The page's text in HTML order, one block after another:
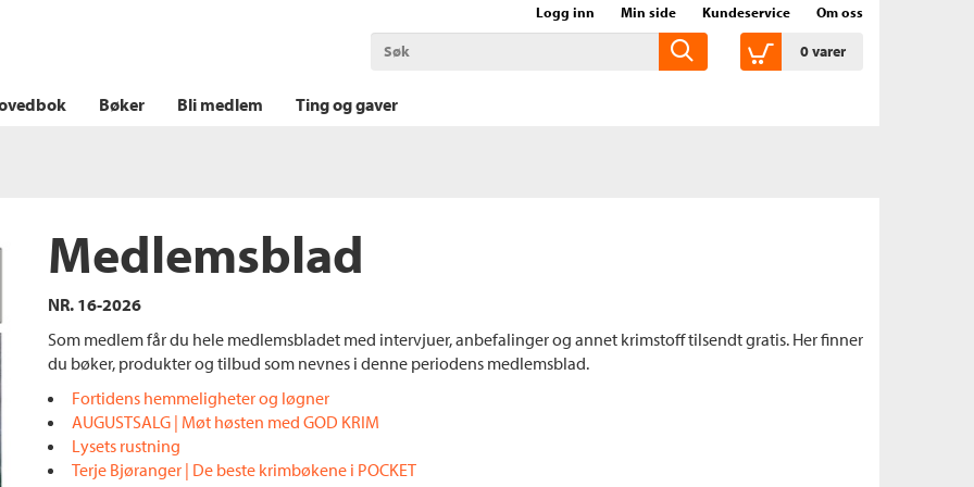
Logg inn Min side Kundeservice Om oss
0varer
Bøker Bli medlem Ting og gaver
Medlemsblad
NR. 16-2026
Som medlem får du hele medlemsbladet med intervjuer, anbefalinger og annet krimstoff tilsendt gratis. Her finner
du bøker, produkter og tilbud som nevnes i denne periodens medlemsblad.
Fortidens hemmeligheter og løgner
AUGUSTSALG | Møt høsten med GOD KRIM
Lysets rustning
Terje Bjøranger | De beste krimbøkene i POCKET